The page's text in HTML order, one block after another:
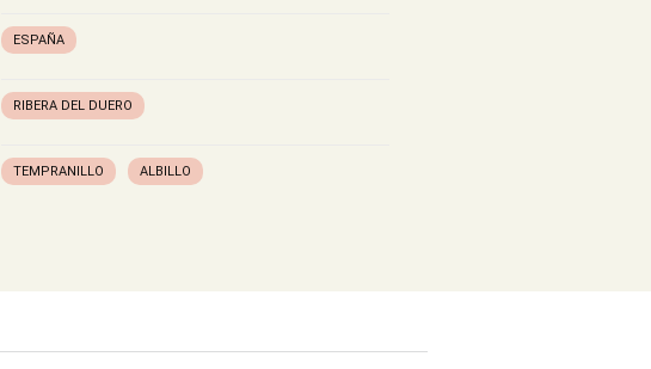
ESPAÑA
RIBERA DEL DUERO
TEMPRANILLO ALBILLO